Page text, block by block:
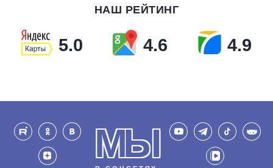
НАШ РЕЙТИНГ
5.0 4.6 4.9
МЫ